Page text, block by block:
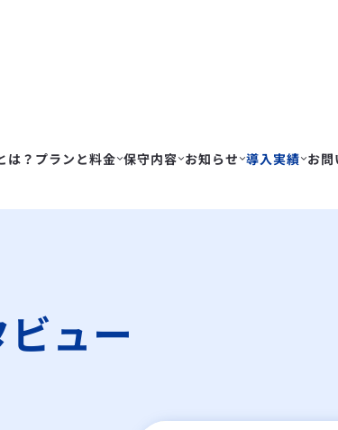
？ プランと料金 保守内容 お知らせ 導入実績 お問
ュー